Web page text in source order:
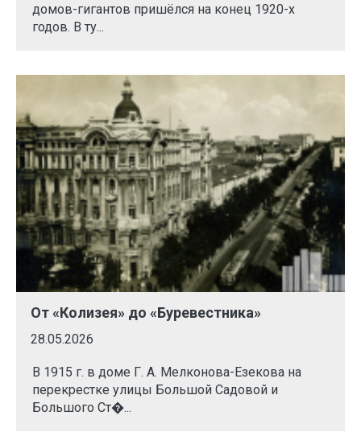
домов-гигантов пришёлся на конец 1920-х
годов. В ту...
От «Колизея» до «Буревестника»
28.05.2026
В 1915 г. в доме Г. А. Мелконова-Езекова на
перекрестке улицы Большой Садовой и
Большого Ст�...